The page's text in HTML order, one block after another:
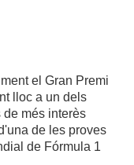
el Gran Premi
lloc a un dels
més interès
de les proves
de Fórmula 1